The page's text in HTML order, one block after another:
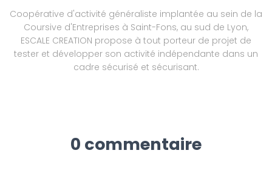
Coopérative d'activité généraliste implantée au sein de la
Coursive d'Entreprises à Saint-Fons, au sud de Lyon,
ESCALE CREATION propose à tout porteur de projet de
tester et développer son activité indépendante dans un
cadre sécurisé et sécurisant.
0 commentaire